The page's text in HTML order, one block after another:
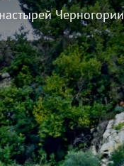
Черногории